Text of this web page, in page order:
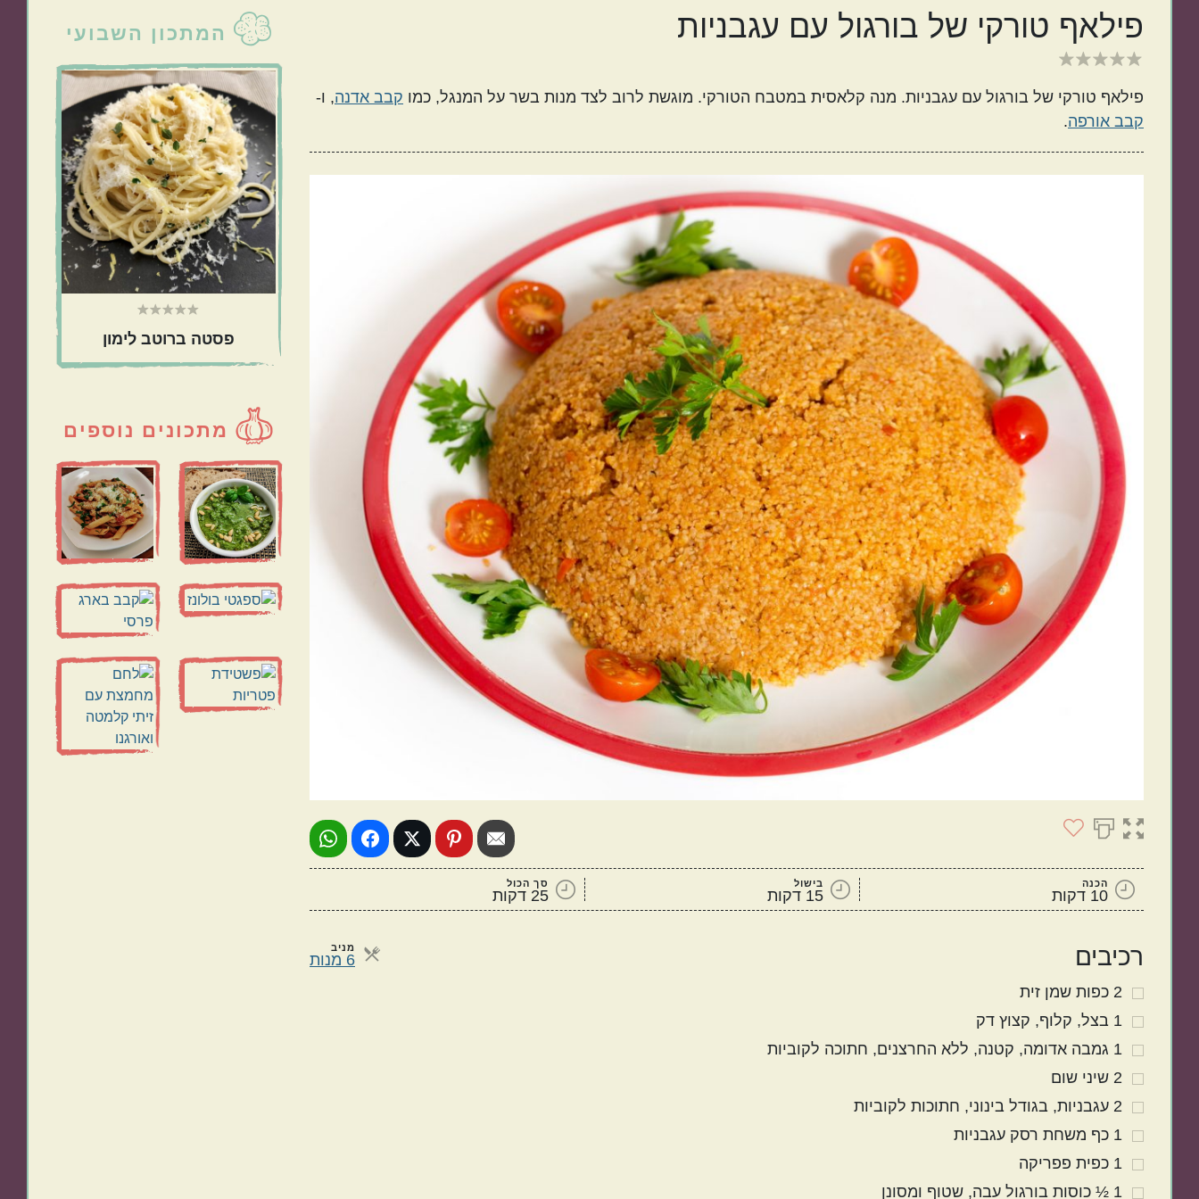
פילאף טורקי של בורגול עם עגבניות
פילאף טורקי של בורגול עם עגבניות. מנה קלאסית במטבח הטורקי. מוגשת לרוב לצד מנות בשר על המנגל, כמו קבב אדנה, ו-
קבב אורפה.
הכנה
10 דקות
בישול
15 דקות
סך הכול
25 דקות
מניב
6 מנות מנות רכיבים
2 כפות שמן זית
1 בצל קלוף, קצוץ דק
1 גמבה אדומה קטנה, ללא החרצנים, חתוכה לקוביות
2 שיני שום
2 עגבניות בגודל בינוני, חתוכות לקוביות
1 כף משחת רסק עגבניות
1 כפית פפריקה
1 ½
כוסות בורגול עבה שטוף ומסונן
סרגל
צדדי
ראשי
המתכון השבועי
פסטה ברוטב לימון
מתכונים נוספים
פרסי
בתקציב נמוך מנות שמוכנות מהר
אוהבים
מתאימות כמתנה